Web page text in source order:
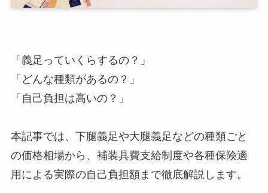
「義足っていくらするの？」
「どんな種類があるの？」
「自己負担は高いの？」
本記事では、下腿義足や大腿義足などの種類ごと
の価格相場から、補装具費支給制度や各種保険適
用による実際の自己負担額まで徹底解説します。